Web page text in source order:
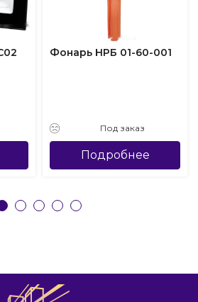
Фонарь НРБ 01-60-001
Под заказ
Подробнее